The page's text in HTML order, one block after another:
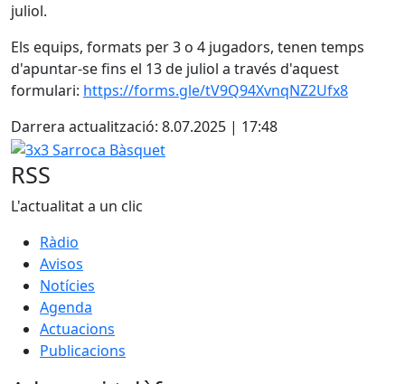
juliol.
Els equips, formats per 3 o 4 jugadors, tenen temps
d'apuntar-se fins el 13 de juliol a través d'aquest
formulari: https://forms.gle/tV9Q94XvnqNZ2Ufx8
Darrera actualització: 8.07.2025 | 17:48
3x3 Sarroca Bàsquet
RSS
L'actualitat a un clic
Ràdio
Avisos
Notícies
Agenda
Actuacions
Publicacions